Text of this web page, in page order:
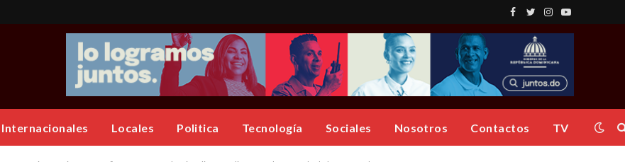
Facebook
TwitterInstagram
YouTube
Internacionales Locales Politica Tecnología Sociales Nosotros Contactos TV